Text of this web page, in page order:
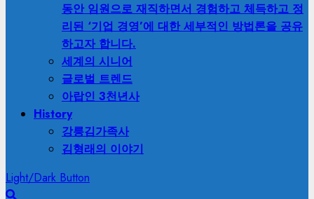
동안 임원으로 재직하면서 경험하고 체득하고 정
리된 ‘기업 경영’에 대한 세부적인 방법론을 공유
하고자 합니다.
세계의 시니어
글로벌 트렌드
아랍인 3천년사
History
강릉김가족사
김형래의 이야기
Light/Dark Button